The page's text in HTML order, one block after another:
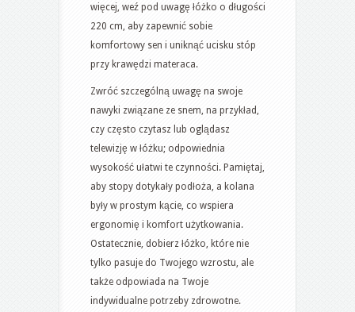
więcej, weź pod uwagę łóżko o długości
220 cm, aby zapewnić sobie
komfortowy sen i uniknąć ucisku stóp
przy krawędzi materaca.
Zwróć szczególną uwagę na swoje
nawyki związane ze snem, na przykład,
czy często czytasz lub oglądasz
telewizję w łóżku; odpowiednia
wysokość ułatwi te czynności. Pamiętaj,
aby stopy dotykały podłoża, a kolana
były w prostym kącie, co wspiera
ergonomię i komfort użytkowania.
Ostatecznie, dobierz łóżko, które nie
tylko pasuje do Twojego wzrostu, ale
także odpowiada na Twoje
indywidualne potrzeby zdrowotne.